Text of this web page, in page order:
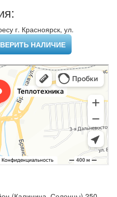
г. Красноярск, ул.
НАЛИЧИЕ